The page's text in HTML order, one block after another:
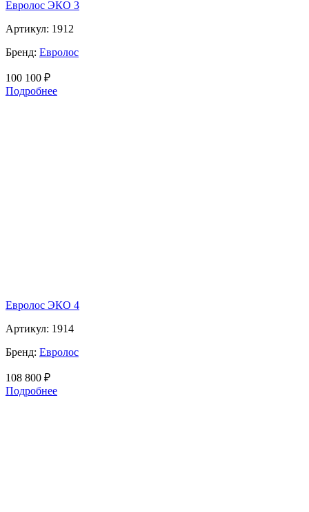
Евролос ЭКО 3
Артикул: 1912
Бренд: Евролос
100 100 ₽
Подробнее
Евролос ЭКО 4
Артикул: 1914
Бренд: Евролос
108 800 ₽
Подробнее